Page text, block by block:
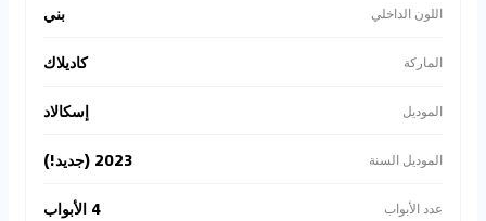
اللون الداخلي بني
الماركة كاديلاك
الموديل إسكالاد
الموديل السنة 2023 (جديد!)
عدد الأبواب 4 الأبواب